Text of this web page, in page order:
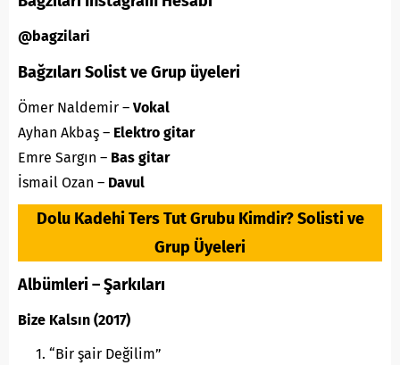
@bagzilari
Bağzıları Solist ve Grup üyeleri
Ömer Naldemir – Vokal
Ayhan Akbaş – Elektro gitar
Emre Sargın – Bas gitar
İsmail Ozan – Davul
Dolu Kadehi Ters Tut Grubu Kimdir? Solisti ve
Grup Üyeleri
Albümleri – Şarkıları
Bize Kalsın (2017)
“Bir şair Değilim”